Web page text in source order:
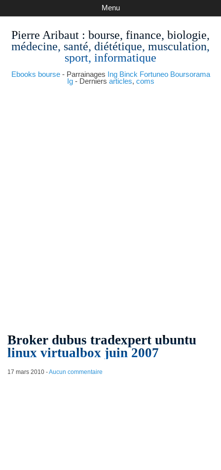
Pierre Aribaut : bourse, finance, biologie,
médecine, santé, diététique, musculation,
sport, informatique
Ebooks bourse- Parrainages Ing Binck Fortuneo Boursorama
Ig- Derniers articles, coms
Menu
Broker dubus tradexpert ubuntu
linux virtualbox juin 2007
17 mars 2010-Aucun commentaire